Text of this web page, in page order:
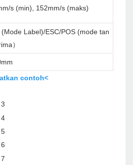
s (min), 152mm/s (maks)
(Mode Label)/ESC/POS (mode tan
）
contoh<